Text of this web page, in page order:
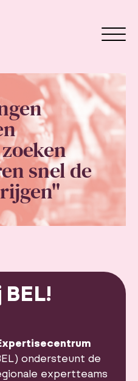
snel de
ondersteunt de
expertteams